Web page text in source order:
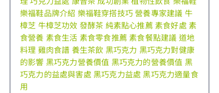
樂福鞋品牌介紹 樂福鞋穿搭技巧 營養專家建議 牛
樟芝 牛樟芝功效 發酵茶 純素點心推薦 素食好處 素
食營養 素食生活 素食零食推薦 素食餐點建議 道地
料理 雞肉食譜 養生茶飲 黑巧克力 黑巧克力對健康
的影響 黑巧克力營養價值 黑巧克力的營養價值 黑
巧克力的益處與害處 黑巧克力益處 黑巧克力適量食
用